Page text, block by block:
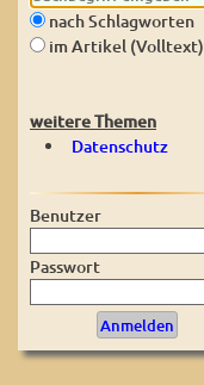
nach Schlagworten
im Artikel (Volltext)
weitere Themen
Datenschutz
Benutzer
Passwort